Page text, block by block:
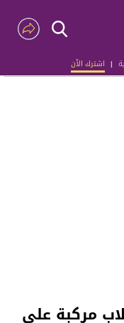
| اشترك الآن
مركبة على